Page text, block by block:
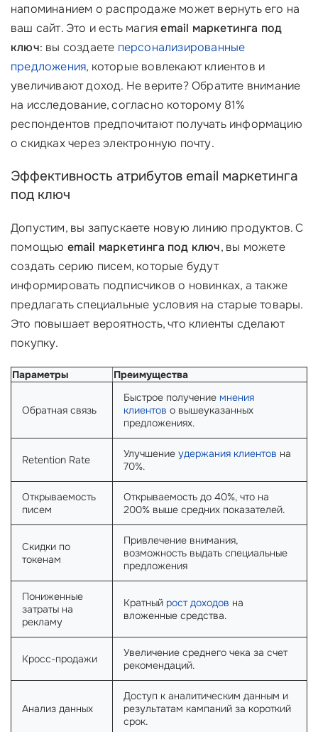
напоминанием о распродаже может вернуть его на
ваш сайт. Это и есть магияemail маркетинга под
ключ: вы создаете персонализированные
предложения, которые вовлекают клиентов и
увеличивают доход. Не верите? Обратите внимание
на исследование, согласно которому 81%
респондентов предпочитают получать информацию
о скидках через электронную почту.
Эффективность атрибутов email маркетинга
под ключ
Допустим, вы запускаете новую линию продуктов. С
помощью email маркетинга под ключ, вы можете
создать серию писем, которые будут
информировать подписчиков о новинках, а также
предлагать специальные условия на старые товары.
Это повышает вероятность, что клиенты сделают
покупку.
Параметры Преимущества
Обратная связь
Быстрое получение мнения
клиентов о вышеуказанных
предложениях.
Retention Rate Улучшение удержания клиентов на
70%.
Открываемость
писем
Открываемость до 40%, что на
200% выше средних показателей.
Скидки по
токенам
Привлечение внимания,
возможность выдать специальные
предложения
Пониженные
затраты на
рекламу
Кратный рост доходов на
вложенные средства.
Кросс-продажи
Увеличение среднего чека за счет
рекомендаций.
Анализ данных
Доступ к аналитическим данным и
результатам кампаний за короткий
срок.